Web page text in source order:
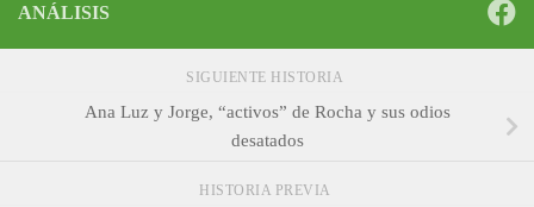
ANÁLISIS
SIGUIENTE HISTORIA
Ana Luz y Jorge, “activos” de Rocha y sus odios
desatados
HISTORIA PREVIA